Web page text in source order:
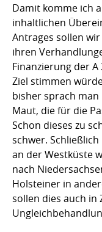
Damit komme ich
inhaltlichen
Antrages sollen
ihren
Finanzierung der
Ziel stimmen
bisher sprach
Maut, die für die
Schon dieses zu
schwer.
an der Westküste
nach
Holsteiner in
sollen dies auch in